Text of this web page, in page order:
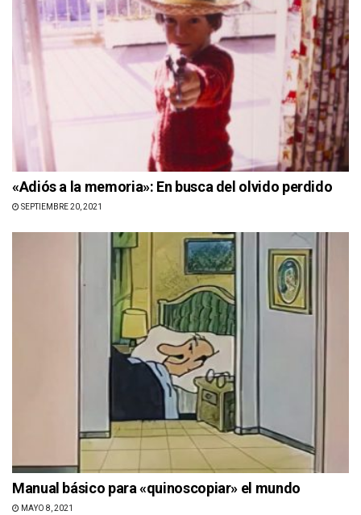
«Adiós a la memoria»: En busca del olvido perdido
SEPTIEMBRE 20, 2021
Manual básico para «quinoscopiar» el mundo
MAYO 8, 2021